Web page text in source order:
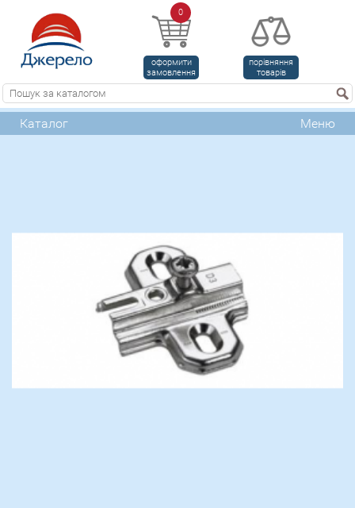
0
оформити
замовлення
порівняння
товарів
Каталог Меню